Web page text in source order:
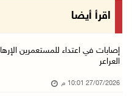
اقرأ أيضا
إصابات في اعتداء للمستعمرين
العراعر
27/07/2026 10:01 م